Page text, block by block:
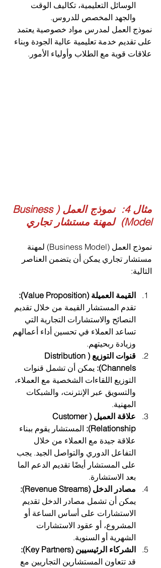
الوسائل التعليمية، تكاليف الوقت
والجهد المخصص للدروس.
نموذج العمل لمدرس مواد خصوصية يعتمد
على تقديم خدمة تعليمية عالية الجودة وبناء
علاقات قوية مع الطلاب وأولياء الأمور.
مثال 4:  نموذج العمل (Business
Model)  لمهنة مستشار تجاري
نموذج العمل (Business Model) لمهنة
مستشار تجاري يمكن أن يتضمن العناصر
التالية:
القيمة العميلة (Value Proposition):
تقدم المستشار القيمة من خلال تقديم
النصائح والاستشارات التجارية التي
تساعد العملاء في تحسين أداء أعمالهم
وزيادة ربحيتهم.
قنوات التوزيع (Distribution
Channels):
يمكن أن تشمل قنوات
التوزيع اللقاءات الشخصية مع العملاء،
والتسويق عبر الإنترنت، والشبكات
المهنية.
علاقة العميل (Customer
Relationship):
المستشار يقوم ببناء
علاقة جيدة مع العملاء من خلال
التفاعل الدوري والتواصل الجيد. يجب
على المستشار أيضًا تقديم الدعم الما
بعد الاستشارة.
مصادر الدخل (Revenue Streams):
يمكن أن تشمل مصادر الدخل تقديم
الاستشارات على أساس الساعة أو
المشروع، أو عقود الاستشارات
الشهرية أو السنوية.
الشركاء الرئيسيين (Key Partners):
قد تتعاون المستشارين التجاريين مع